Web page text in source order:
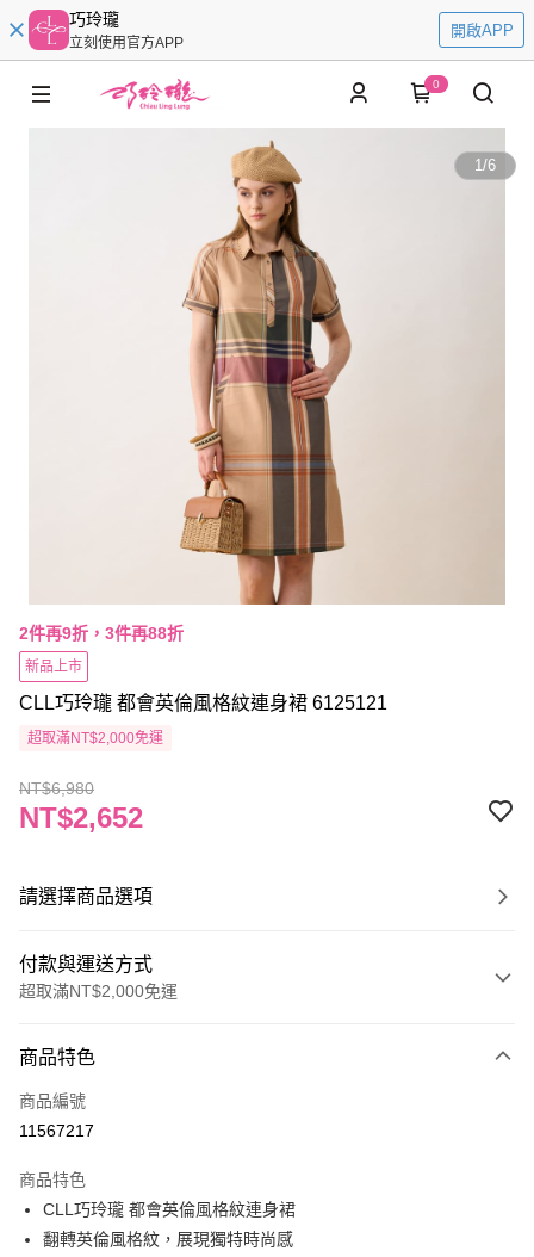
巧玲瓏
立刻使用官方APP
開啟APP
0
1/6
2件再9折，3件再88折
新品上市
CLL巧玲瓏 都會英倫風格紋連身裙 6125121
超取滿NT$2,000免運
NT$6,980
NT$2,652
請選擇商品選項
付款與運送方式
超取滿NT$2,000免運
信用卡一次付款
信用卡分期付款
合作金庫商業銀行
華南商業銀行
彰化商業銀行
上海商業儲蓄銀行
台北富邦商業銀行
超商取貨付款
LINE Pay
商品特色
商品編號
11567217
商品特色
CLL巧玲瓏 都會英倫風格紋連身裙
翻轉英倫風格紋，展現獨特時尚感